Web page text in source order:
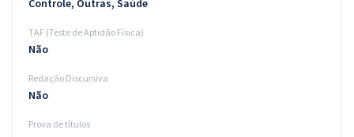
Controle, Outras, Saúde
TAF (Teste de Aptidão Física)
Não
Redação Discursiva
Não
Prova de títulos